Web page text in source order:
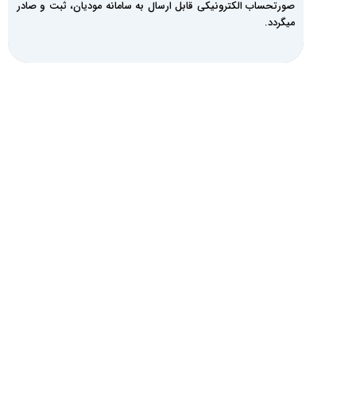
صورتحساب الکترونیکی قابل ارسال به سامانه مودیان، ثبت و صادر
میگردد.